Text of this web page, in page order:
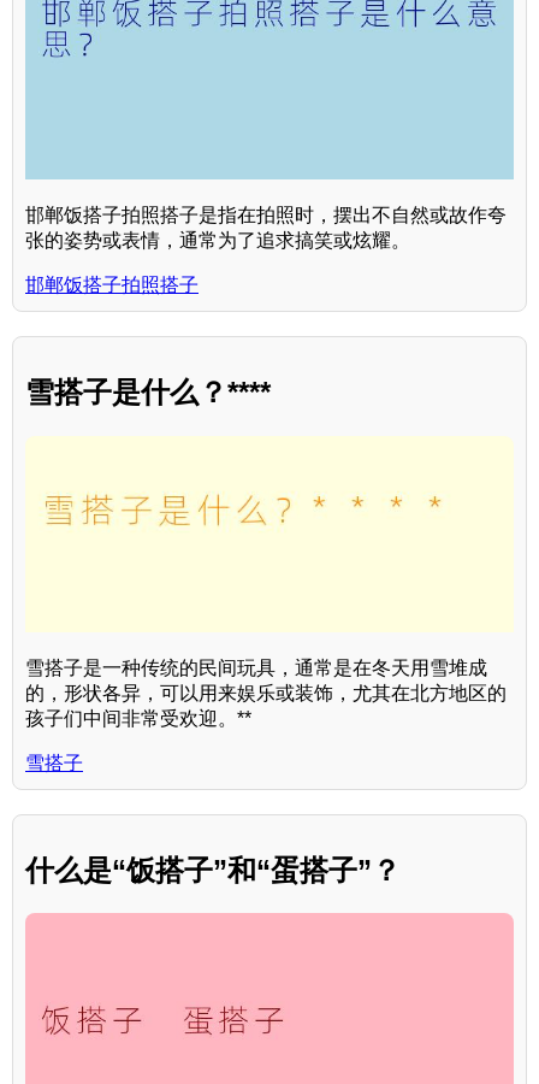
邯郸饭搭子拍照搭子是指在拍照时，摆出不自然或故作夸
张的姿势或表情，通常为了追求搞笑或炫耀。
邯郸饭搭子拍照搭子
雪搭子是什么？****
雪搭子是一种传统的民间玩具，通常是在冬天用雪堆成
的，形状各异，可以用来娱乐或装饰，尤其在北方地区的
孩子们中间非常受欢迎。**
雪搭子
什么是“饭搭子”和“蛋搭子”？